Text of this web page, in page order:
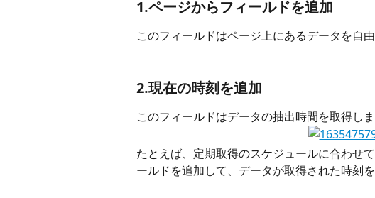
1.ページからフィールドを追加
このフィールドはページ上にあるデータを自
2.現在の時刻を追加
このフィールドはデータの抽出時間を取得しま
たとえば、定期取得のスケジュールに合わせ
ールドを追加して、データが取得された時刻